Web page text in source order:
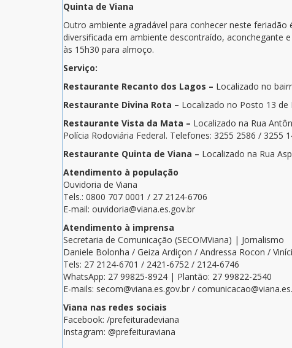
Quinta de Viana
Outro ambiente agradável para conhecer neste feriadão
diversificada em ambiente descontraído, aconchegante
às 15h30 para almoço.
Serviço:
Restaurante Recanto dos Lagos – Localizado no
Restaurante Divina Rota – Localizado no Posto 13
Restaurante Vista da Mata – Localizado na Rua
Polícia Rodoviária Federal. Telefones: 3255 2586 / 3255
Restaurante Quinta de Viana – Localizado na Rua
Atendimento à população
Ouvidoria de Viana
Tels.: 0800 707 0001 / 27 2124-6706
E-mail: ouvidoria@viana.es.gov.br
Atendimento à imprensa
Secretaria de Comunicação (SECOMViana) | Jornalismo
Daniele Bolonha / Geiza Ardiçon / Andressa Rocon /
Tels: 27 2124-6701 / 2421-6752 / 2124-6746
WhatsApp: 27 99825-8924 | Plantão: 27 99822-2540
E-mails: secom@viana.es.gov.br /
Viana nas redes sociais
Facebook: /prefeituradeviana
Instagram: @prefeituraviana